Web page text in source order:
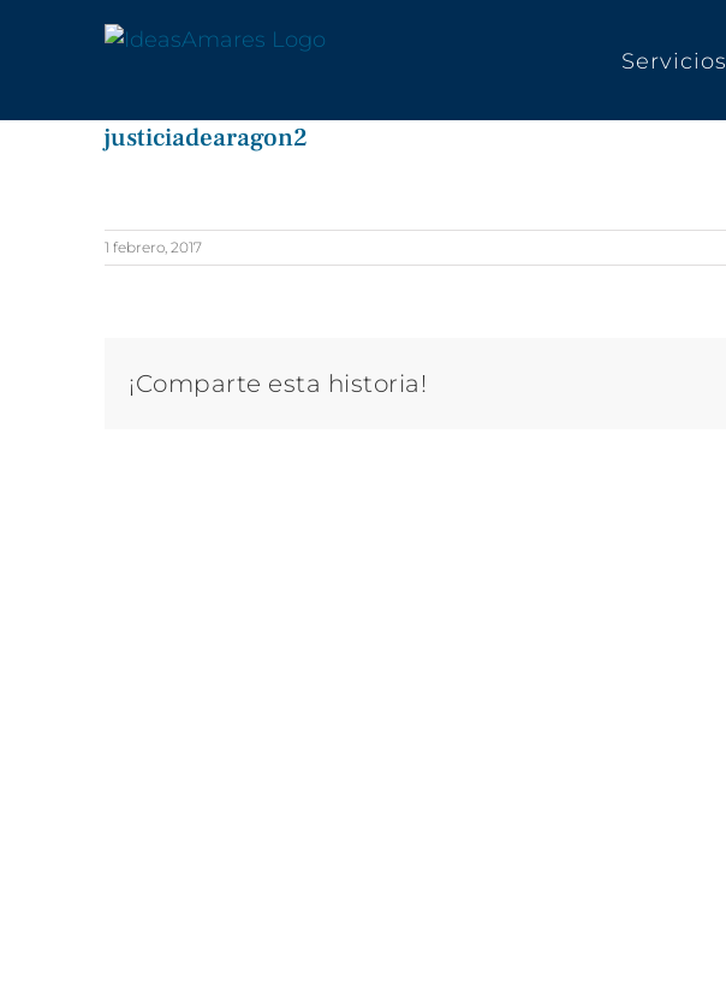
Servicios
justiciadearagon2
1 febrero, 2017
¡Comparte esta historia!